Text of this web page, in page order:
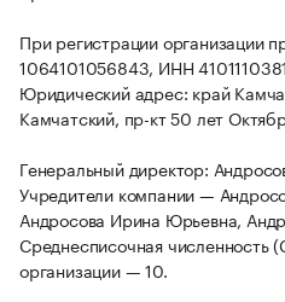
При регистрации организации
1064101056843, ИНН
Юридический адрес: край
Камчатский, пр-кт 50 лет
Генеральный директор:
Учредители компании —
Андросова Ирина Юрьевна,
Среднесписочная численность
организации — 10.